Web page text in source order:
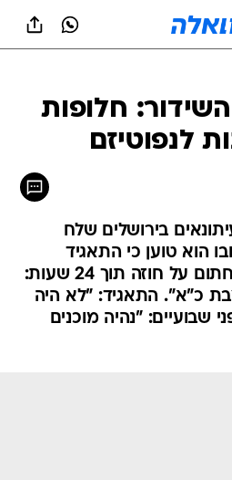
חלופות
לנפוטיזם
בירושלים שלח
הוא טוען כי התאגיד
מאיים על עיתונאים לחתום על חוזה תוך 24 שעות:
כ"א". התאגיד: "לא היה
שבועיים: "נהיה מוכנים